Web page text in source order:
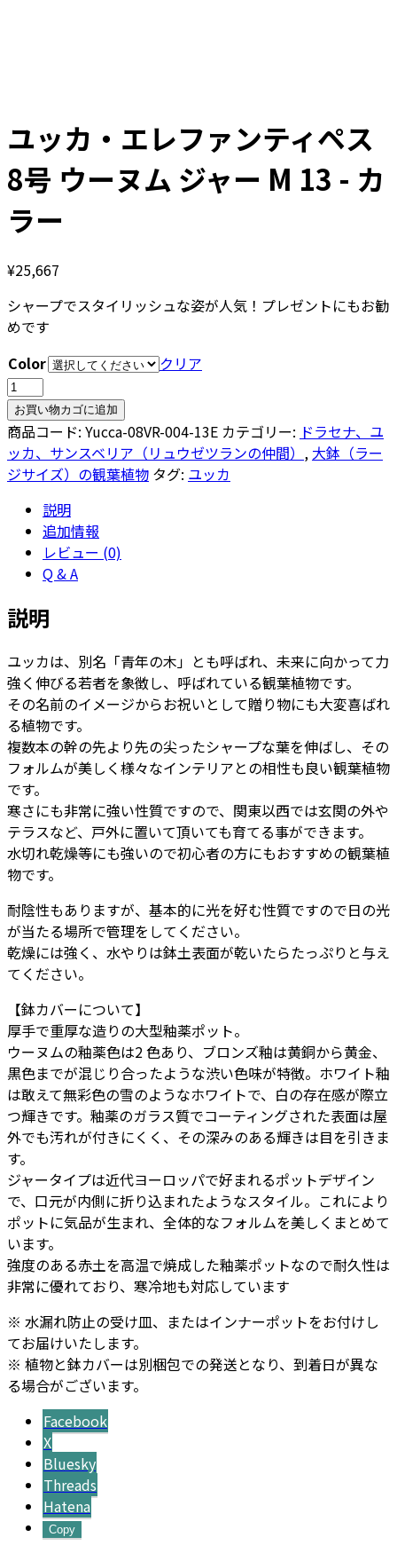
ユッカ・エレファンティペス
8号 ウーヌム ジャー M 13 - カ
ラー
¥25,667
シャープでスタイリッシュな姿が人気！プレゼントにもお勧
めです
Color
クリア
ユ
ッ
カ・
エ
レ
ス
号
ウ
ー
ヌ
ム
ジ
ャ
ー
M
13
-
ラ
ー
個
お買い物カゴに追加
商品コード: Yucca-08VR-004-13E カテゴリー: ドラセナ、ユ
ッカ、サンスベリア（リュウゼツランの仲間） , 大鉢（ラー
ジサイズ）の観葉植物 タグ: ユッカ
説明
追加情報
レビュー (0)
Q & A
説明
ユッカは、別名「青年の木」とも呼ばれ、未来に向かって力
強く伸びる若者を象徴し、呼ばれている観葉植物です。
その名前のイメージからお祝いとして贈り物にも大変喜ばれ
る植物です。
複数本の幹の先より先の尖ったシャープな葉を伸ばし、その
フォルムが美しく様々なインテリアとの相性も良い観葉植物
です。
寒さにも非常に強い性質ですので、関東以西では玄関の外や
テラスなど、戸外に置いて頂いても育てる事ができます。
水切れ乾燥等にも強いので初心者の方にもおすすめの観葉植
物です。
耐陰性もありますが、基本的に光を好む性質ですので日の光
が当たる場所で管理をしてください。
乾燥には強く、水やりは鉢土表面が乾いたらたっぷりと与え
てください。
【鉢カバーについて】
厚手で重厚な造りの大型釉薬ポット。
ウーヌムの釉薬色は2 色あり、ブロンズ釉は黄銅から黄金、
黒色までが混じり合ったような渋い色味が特徴。ホワイト釉
は敢えて無彩色の雪のようなホワイトで、白の存在感が際立
つ輝きです。釉薬のガラス質でコーティングされた表面は屋
外でも汚れが付きにくく、その深みのある輝きは目を引きま
す。
ジャータイプは近代ヨーロッパで好まれるポットデザイン
で、口元が内側に折り込まれたようなスタイル。これにより
ポットに気品が生まれ、全体的なフォルムを美しくまとめて
います。
強度のある赤土を高温で焼成した釉薬ポットなので耐久性は
非常に優れており、寒冷地も対応しています
※ 水漏れ防止の受け皿、またはインナーポットをお付けし
てお届けいたします。
※ 植物と鉢カバーは別梱包での発送となり、到着日が異な
る場合がございます。
Facebook
X
Bluesky
Threads
Hatena
Copy